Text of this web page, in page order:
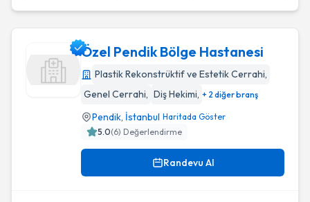
Özel Pendik Bölge Hastanesi
Plastik Rekonstrüktif ve Estetik Cerrahi,
Genel Cerrahi, Diş Hekimi, + 2 diğer branş
Pendik, İstanbul Haritada Göster
5.0(6) Değerlendirme
Randevu Al